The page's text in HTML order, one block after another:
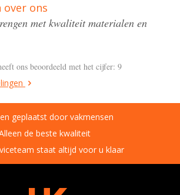
over ons
met kwaliteit materialen en
ons beoordeeld met het cijfer: 9
geplaatst door vakmensen
de beste kwaliteit
staat altijd voor u klaar